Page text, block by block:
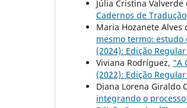
Júlia Cristina Valverde
Cadernos de
Maria Hozanete Alves
mesmo termo:
(2024): Edição
Viviana Rodríguez, "A
(2022): Edição
Diana Lorena Giraldo
integrando o